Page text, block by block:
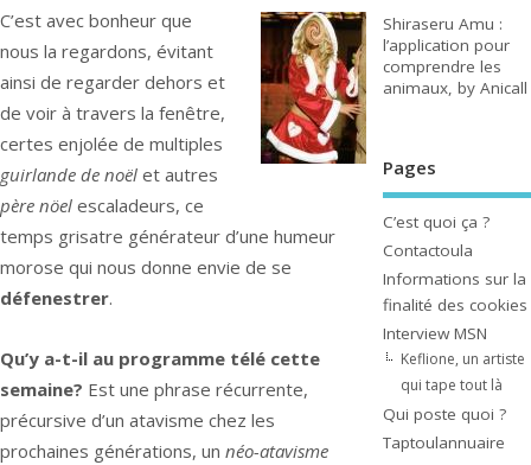
C’est avec bonheur que
nous la regardons, évitant
ainsi de regarder dehors et
de voir à travers la fenêtre,
certes enjolée de multiples
guirlande de noël et autres
père nöel escaladeurs, ce
temps grisatre générateur d’une humeur
morose qui nous donne envie de se
défenestrer.
Qu’y a-t-il au programme télé cette
semaine? Est une phrase récurrente,
précursive d’un atavisme chez les
prochaines générations, un néo-atavisme
Shiraseru Amu :
l’application pour
comprendre les
animaux, by Anicall
Pages
C’est quoi ça ?
Contactoula
Informations sur la
finalité des cookies
Interview MSN
Keflione, un artiste
qui tape tout là
Qui poste quoi ?
Taptoulannuaire